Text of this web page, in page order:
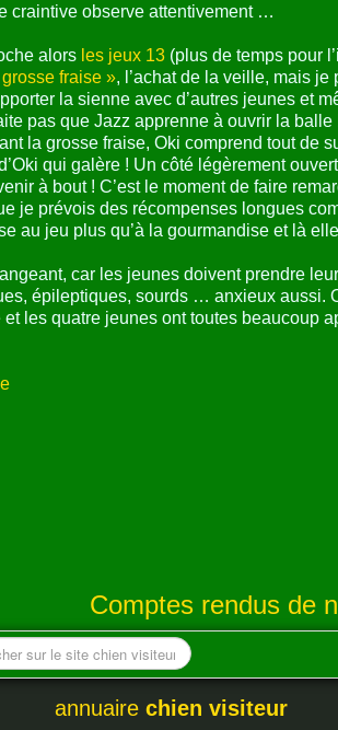
craintive observe attentivement …
alors les jeux 13 (plus de temps pour
grosse fraise », l’achat de la veille, mais je
la sienne avec d’autres jeunes et
pas que Jazz apprenne à ouvrir la balle
la grosse fraise, Oki comprend tout de
qui galère ! Un côté légèrement
à bout ! C’est le moment de faire
je prévois des récompenses longues
au jeu plus qu’à la gourmandise et là
car les jeunes doivent prendre
épileptiques, sourds … anxieux aussi.
et les quatre jeunes ont toutes beaucoup
Comptes rendus de
annuaire chien visiteur